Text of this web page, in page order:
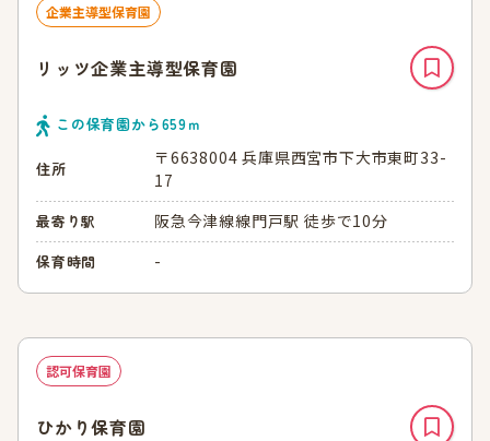
企業主導型保育園
リッツ企業主導型保育園
この保育園から659ｍ
住所
〒6638004 兵庫県西宮市下大市東町33-
17
最寄り駅 阪急今津線線門戸駅 徒歩で10分
保育時間 -
認可保育園
ひかり保育園